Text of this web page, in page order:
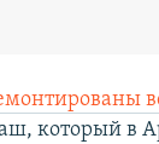
который в